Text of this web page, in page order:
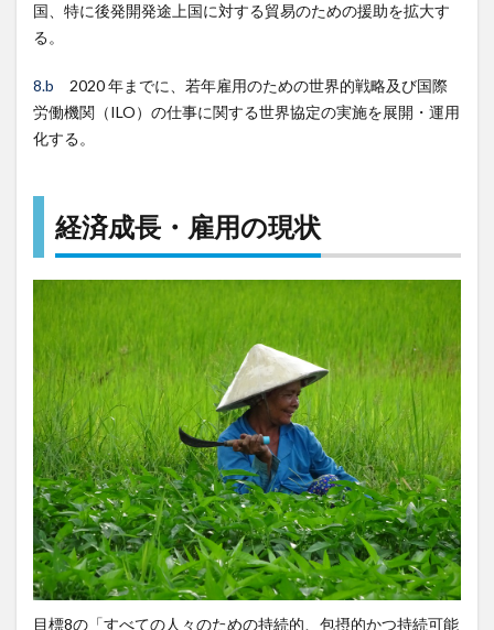
国、特に後発開発途上国に対する貿易のための援助を拡大す
る。
8.b 2020 年までに、若年雇用のための世界的戦略及び国際
労働機関（ILO）の仕事に関する世界協定の実施を展開・運用
化する。
経済成長・雇用の現状
目標8の「すべての人々のための持続的、包摂的かつ持続可能